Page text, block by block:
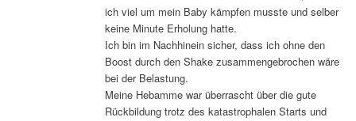
ich viel um mein Baby kämpfen musste und selber
keine Minute Erholung hatte.
Ich bin im Nachhinein sicher, dass ich ohne den
Boost durch den Shake zusammengebrochen wäre
bei der Belastung.
Meine Hebamme war überrascht über die gute
Rückbildung trotz des katastrophalen Starts und